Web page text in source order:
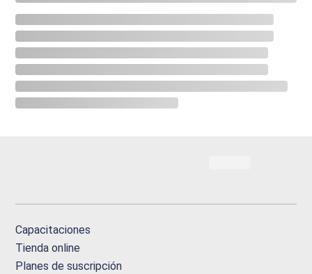
Capacitaciones
Tienda online
Planes de suscripción